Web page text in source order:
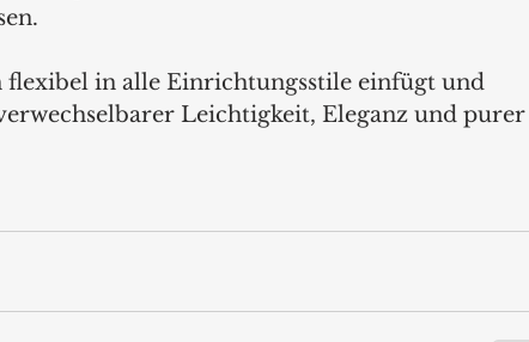
flexibel in alle Einrichtungsstile einfügt und
Leichtigkeit, Eleganz und purer